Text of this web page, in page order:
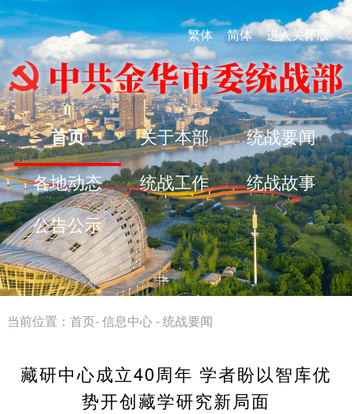
繁体 简体 进入关怀版
首页 关于本部 统战要闻
各地动态 统战工作 统战故事
公告公示
当前位置： 首页-信息中心-统战要闻
藏研中心成立40周年 学者盼以智库优
势开创藏学研究新局面